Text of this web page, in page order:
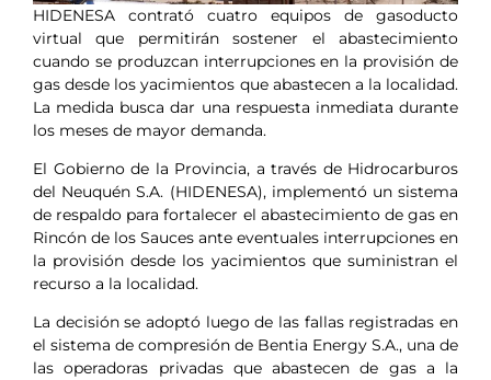
HIDENESA contrató cuatro equipos de gasoducto
virtual que permitirán sostener el abastecimiento
cuando se produzcan interrupciones en la provisión de
gas desde los yacimientos que abastecen a la localidad.
La medida busca dar una respuesta inmediata durante
los meses de mayor demanda.
El Gobierno de la Provincia, a través de Hidrocarburos
del Neuquén S.A. (HIDENESA), implementó un sistema
de respaldo para fortalecer el abastecimiento de gas en
Rincón de los Sauces ante eventuales interrupciones en
la provisión desde los yacimientos que suministran el
recurso a la localidad.
La decisión se adoptó luego de las fallas registradas en
el sistema de compresión de Bentia Energy S.A., una de
las operadoras privadas que abastecen de gas a la